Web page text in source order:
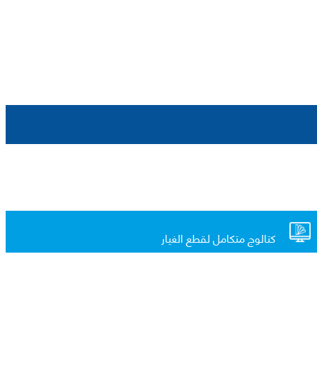
كتالوج متكامل لقطع الغيار